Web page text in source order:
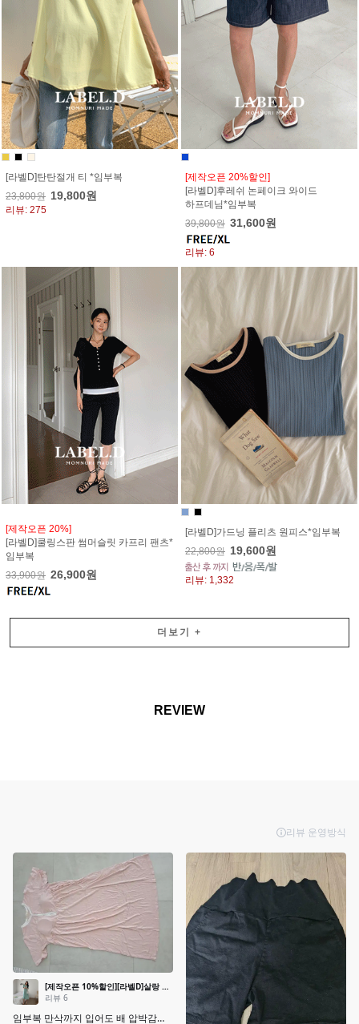
[라벨D]탄탄절개 티 *임부복
23,800원 19,800원
리뷰: 275
[제작오픈 20%할인]
[라벨D]후레쉬 논페이크 와이드
하프데님*임부복
39,800원 31,600원
리뷰: 6
[제작오픈 20%]
[라벨D]쿨링스판 썸머슬릿 카프리 팬츠*
임부복
33,900원 26,900원
[라벨D]가드닝 플리츠 원피스*임부복
22,800원 19,600원
리뷰: 1,332
더보기 +
REVIEW